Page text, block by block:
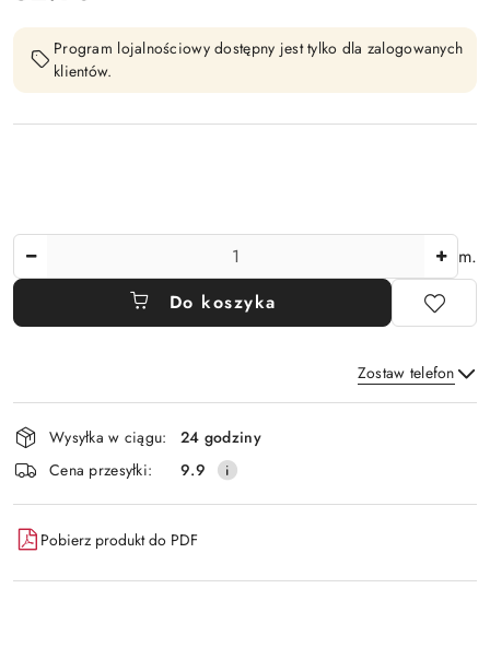
Program lojalnościowy dostępny jest tylko dla zalogowanych
klientów.
m.
Do koszyka
Zostaw telefon
Wyślij
Dostępność
i
dostawa
Wysyłka w ciągu:
24 godziny
Cena przesyłki:
9.9
Pobierz produkt do PDF